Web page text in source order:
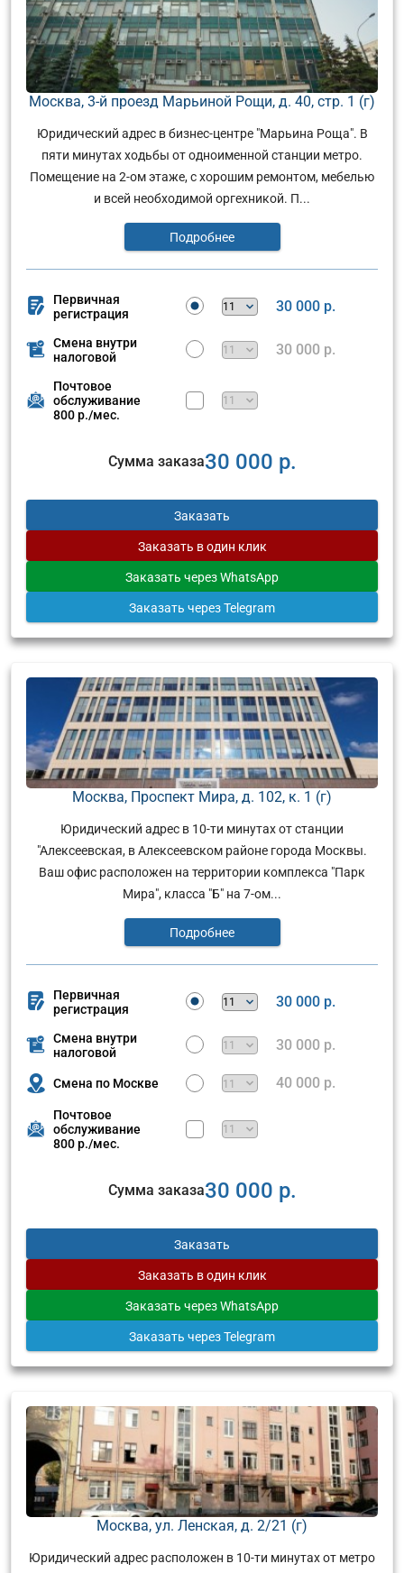
Москва, 3-й проезд Марьиной Рощи, д. 40, стр. 1 (г)
Юридический адрес в бизнес-центре "Марьина Роща". В
пяти минутах ходьбы от одноименной станции метро.
Помещение на 2-ом этаже, с хорошим ремонтом, мебелью
и всей необходимой оргехникой. П...
Подробнее
Первичная
регистрация
30 000 р.
Смена внутри
налоговой
30 000 р.
Почтовое
обслуживание
800 р./мес.
Сумма заказа30 000 р.
Заказать
Заказать в один клик
Заказать через WhatsApp
Заказать через Telegram
Москва, Проспект Мира, д. 102, к. 1 (г)
Юридический адрес в 10-ти минутах от станции
"Алексеевская, в Алексеевском районе города Москвы.
Ваш офис расположен на территории комплекса "Парк
Мира", класса "Б" на 7-ом...
Подробнее
Первичная
регистрация
30 000 р.
Смена внутри
налоговой
30 000 р.
Смена по Москве 40 000 р.
Почтовое
обслуживание
800 р./мес.
Сумма заказа30 000 р.
Заказать
Заказать в один клик
Заказать через WhatsApp
Заказать через Telegram
Москва, ул. Ленская, д. 2/21 (г)
Юридический адрес расположен в 10-ти минутах от метро